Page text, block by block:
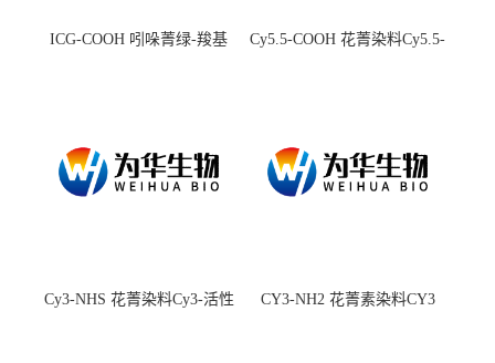
ICG-COOH 吲哚菁绿-羧基
Cy5.5-COOH 花菁染料Cy5.5-
Cy3-NHS 花菁染料Cy3-活性
CY3-NH2 花菁素染料CY3